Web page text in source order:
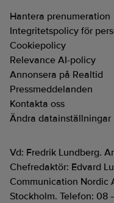
Hantera prenumeration
Integritetspolicy för
Cookiepolicy
Relevance AI-policy
Annonsera på Realtid
Pressmeddelanden
Kontakta oss
Ändra datainställningar
Vd: Fredrik Lundberg.
Chefredaktör: Edvard
Communication Nordic
Stockholm. Telefon: 08